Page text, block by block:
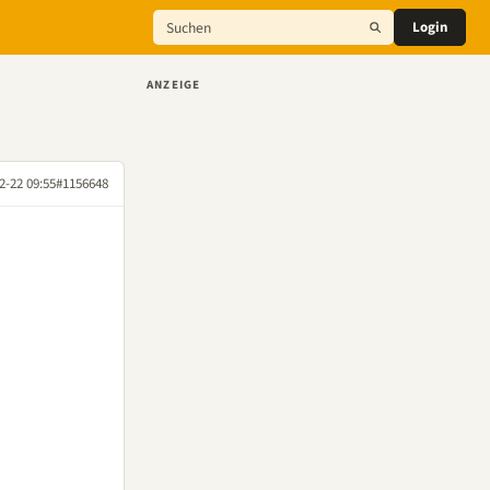
Login
22 09:55#1156648
ANZEIGE